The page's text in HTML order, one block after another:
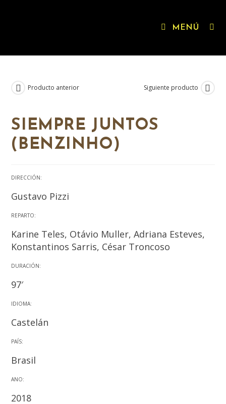
MENÚ
Producto anterior Siguiente producto
SIEMPRE JUNTOS
(BENZINHO)
DIRECCIÓN:
Gustavo Pizzi
REPARTO:
Karine Teles, Otávio Muller, Adriana Esteves,
Konstantinos Sarris, César Troncoso
DURACIÓN:
97′
IDIOMA:
Castelán
PAÍS:
Brasil
ANO:
2018